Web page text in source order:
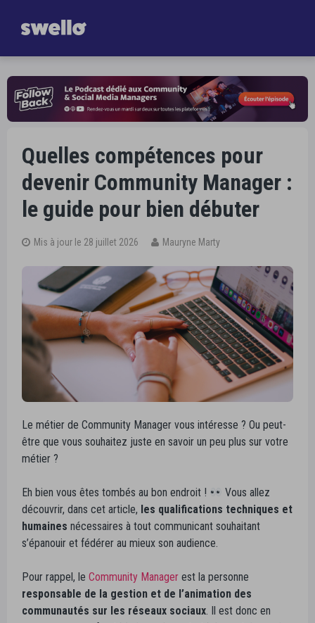
Quelles compétences pour
devenir Community Manager :
le guide pour bien débuter
Mis à jour le 28 juillet 2026 Mauryne Marty
Le métier de Community Manager vous intéresse ? Ou peut-
être que vous souhaitez juste en savoir un peu plus sur votre
métier ?
Eh bien vous êtes tombés au bon endroit !
Vous allez
découvrir, dans cet article, les qualifications techniques et
humaines nécessaires à tout communicant souhaitant
s’épanouir et fédérer au mieux son audience.
Pour rappel, le Community Manager est la personne
responsable de la gestion et de l’animation des
communautés sur les réseaux sociaux. Il est donc en